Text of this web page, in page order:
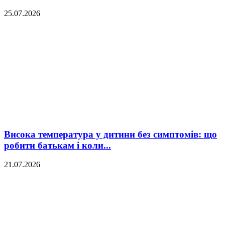
25.07.2026
Висока температура у дитини без симптомів: що
робити батькам і коли...
21.07.2026